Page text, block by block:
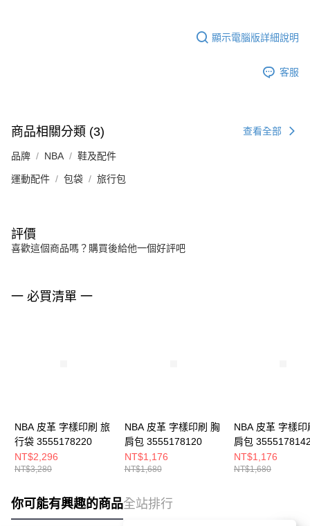
顯示電腦版詳細說明
客服
商品相關分類 (3) 查看全部
品牌 NBA 鞋及配件
運動配件 包袋 旅行包
評價
喜歡這個商品嗎？購買後給他一個好評吧
一 必買清單 一
NBA 皮革 字樣印刷 旅
行袋 3555178220
NT$2,296
NT$3,280
NBA 皮革 字樣印刷 胸
肩包 3555178120
NT$1,176
NT$1,680
NBA 皮革 字樣印
肩包
NT$1,176
NT$1,680
你可能有興趣的商品全站排行